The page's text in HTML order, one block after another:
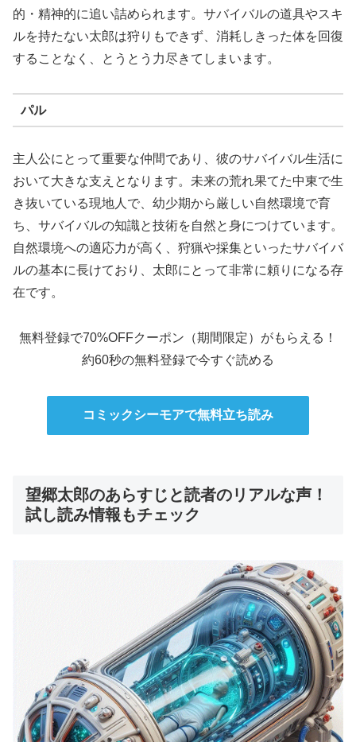
的・精神的に追い詰められます。サバイバルの道具やスキ
ルを持たない太郎は狩りもできず、消耗しきった体を回復
することなく、とうとう力尽きてしまいます。
パル
主人公にとって重要な仲間であり、彼のサバイバル生活に
おいて大きな支えとなります。未来の荒れ果てた中東で生
き抜いている現地人で、幼少期から厳しい自然環境で育
ち、サバイバルの知識と技術を自然と身につけています。
自然環境への適応力が高く、狩猟や採集といったサバイバ
ルの基本に長けており、太郎にとって非常に頼りになる存
在です。
無料登録で70%OFFクーポン（期間限定）がもらえる！
約60秒の無料登録で今すぐ読める
コミックシーモアで無料立ち読み
望郷太郎のあらすじと読者のリアルな声！
試し読み情報もチェック